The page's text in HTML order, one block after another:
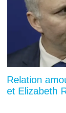
Relation
et Elizabeth